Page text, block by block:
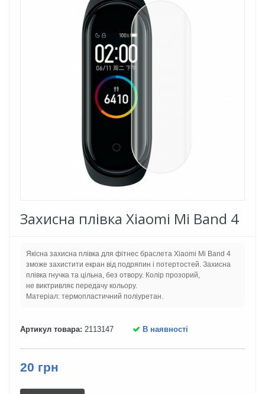
Захисна плівка Xiaomi Mi Band 4
Якісна захисна плівка для фітнес браслета Xiaomi Mi Band 4
зможе захистити екран від подряпин і потертостей. Захисна
плівка гнучка та цільна, без отвору. Колір прозорий,
не виктривляє передачу кольору.
Матеріал: термопластичний поліуретан.
Артикул товара: 2113147 В наявності
20 грн